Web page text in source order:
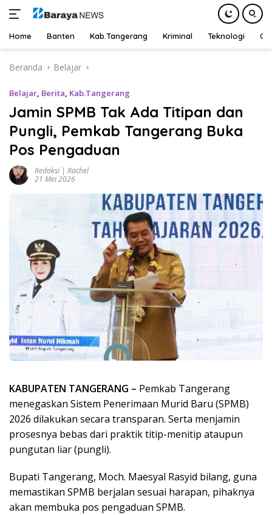
Home Banten Kab.Tangerang Kriminal Teknologi
Beranda Belajar
Belajar, Berita, Kab.Tangerang
Jamin SPMB Tak Ada Titipan dan
Pungli, Pemkab Tangerang Buka
Pos Pengaduan
Redaksi | Rachel
21 Mei 2026
KABUPATEN TANGERANG – Pemkab Tangerang
menegaskan Sistem Penerimaan Murid Baru (SPMB)
2026 dilakukan secara transparan. Serta menjamin
prosesnya bebas dari praktik titip-menitip ataupun
pungutan liar (pungli).
Bupati Tangerang, Moch. Maesyal Rasyid bilang, guna
memastikan SPMB berjalan sesuai harapan, pihaknya
akan membuka pos pengaduan SPMB.